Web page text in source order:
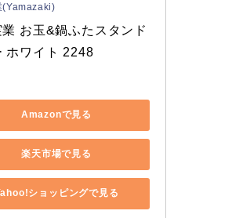
(Yamazaki)
業 お玉&鍋ふたスタンド
ホワイト 2248
Amazonで見る
楽天市場で見る
ショッピングで見る